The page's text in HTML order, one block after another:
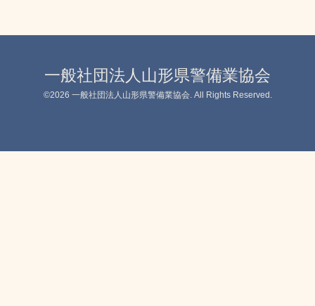
一般社団法人山形県警備業協会
©2026 一般社団法人山形県警備業協会. All Rights Reserved.